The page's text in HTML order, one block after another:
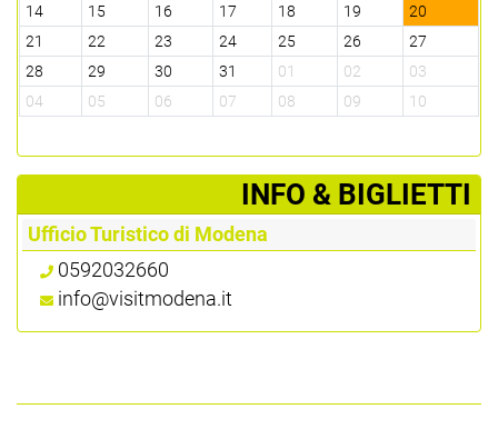
14 15 16 17 18 19
20
21
22 23 24 25 26
27
28
29 30 31 01 02
03
04
05 06 07 08 09 10
­INFO & BIGLIETTI
Ufficio Turistico di Modena
0592032660
info@visitmodena.it